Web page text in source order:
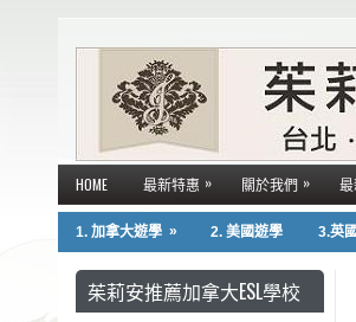
HOME 最新特惠 » 關於我們 »
1. 加拿大遊學 » 2. 美國遊學 3.英
茱莉安推薦加拿大ESL學校